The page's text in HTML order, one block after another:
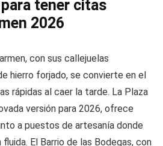
tener citas
2026
con sus callejuelas
hierro forjado, se convierte en el
rápidas al caer la tarde. La Plaza
versión para 2026, ofrece
a puestos de artesanía donde
El Barrio de las Bodegas, con